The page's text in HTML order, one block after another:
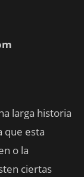
larga historia
que esta
o la
ciertas